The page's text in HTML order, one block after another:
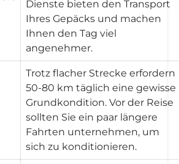
Dienste bieten den Transport
Ihres Gepäcks und machen
Ihnen den Tag viel
angenehmer.
Trotz flacher Strecke erfordern
50-80 km täglich eine gewisse
Grundkondition. Vor der Reise
sollten Sie ein paar längere
Fahrten unternehmen, um
sich zu konditionieren.